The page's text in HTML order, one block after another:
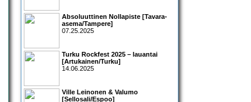
Absoluuttinen Nollapiste [Tavara-
asema/Tampere]
07.25.2025
Turku Rockfest 2025 – lauantai
[Artukainen/Turku]
14.06.2025
Ville Leinonen & Valumo
[Sellosali/Espoo]